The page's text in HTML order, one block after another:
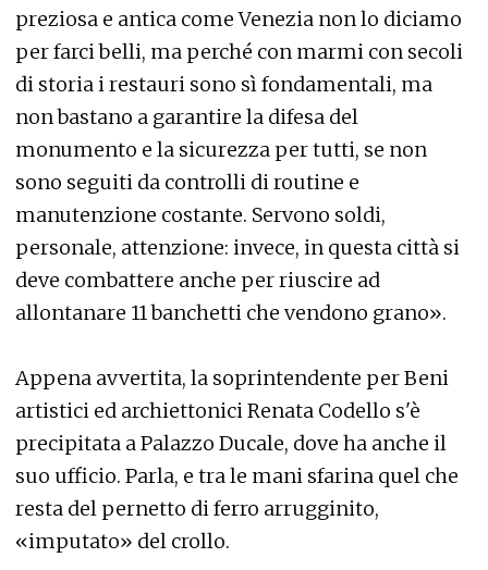
preziosa e antica come Venezia non lo diciamo
per farci belli, ma perché con marmi con secoli
di storia i restauri sono sì fondamentali, ma
non bastano a garantire la difesa del
monumento e la sicurezza per tutti, se non
sono seguiti da controlli di routine e
manutenzione costante. Servono soldi,
personale, attenzione: invece, in questa città si
deve combattere anche per riuscire ad
allontanare 11 banchetti che vendono grano».
Appena avvertita, la soprintendente per Beni
artistici ed archiettonici Renata Codello s'è
precipitata a Palazzo Ducale, dove ha anche il
suo ufficio. Parla, e tra le mani sfarina quel che
resta del pernetto di ferro arrugginito,
«imputato» del crollo.